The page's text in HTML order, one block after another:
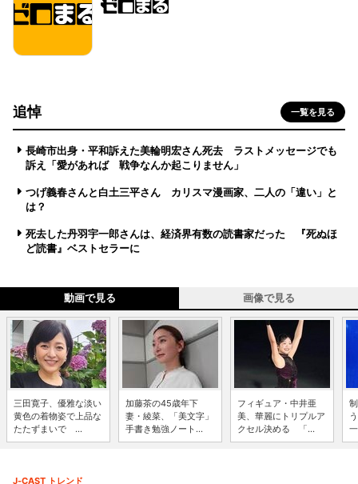
追悼 一覧を見る
長崎市出身・平和訴えた美輪明宏さん死去 ラストメッセージでも
訴え「愛があれば 戦争なんか起こりません」
つげ義春さんと白土三平さん カリスマ漫画家、二人の「違い」と
は？
死去した丹羽宇一郎さんは、経済界有数の読書家だった 『死ぬほ
ど読書』ベストセラーに
動画で見る 画像で見る
三田寛子、優雅な淡い
黄色の着物姿で上品な
たたずまいで ...
加藤茶の45歳年下
妻・綾菜、「美文字」
手書き勉強ノート...
フィギュア・中井亜
美、華麗にトリプルア
クセル決める 「...
J-CAST トレンド